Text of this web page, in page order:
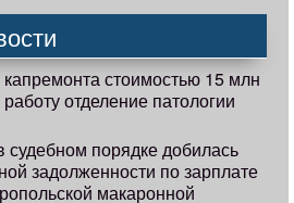
стоимостью 15 млн
отделение патологии
судебном порядке добилась
задолженности по зарплате
макаронной